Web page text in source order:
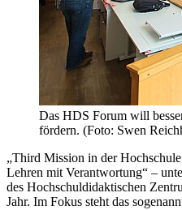
Das HDS Forum will
fördern. (Foto: Swen
„Third Mission in der
Lehren mit Verantwortung“ –
des Hochschuldidaktischen
Jahr. Im Fokus steht das